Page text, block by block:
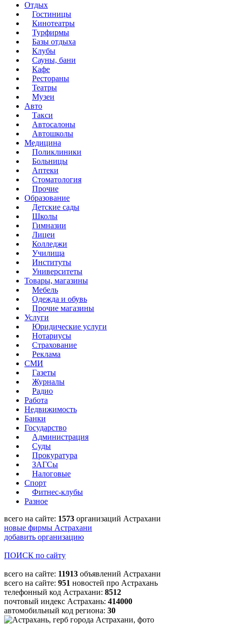
Отдых
Гостиницы
Кинотеатры
Турфирмы
Базы отдыха
Клубы
Сауны, бани
Кафе
Рестораны
Театры
Музеи
Авто
Такси
Автосалоны
Автошколы
Медицина
Поликлиники
Больницы
Аптеки
Стоматология
Прочие
Образование
Детские сады
Школы
Гимназии
Лицеи
Колледжи
Училища
Институты
Университеты
Товары, магазины
Мебель
Одежда и обувь
Прочие магазины
Услуги
Юридические услуги
Нотариусы
Страхование
Реклама
СМИ
Газеты
Журналы
Радио
Работа
Недвижимость
Банки
Государство
Администрация
Суды
Прокуратура
ЗАГСы
Налоговые
Спорт
Фитнес-клубы
Разное
всего на сайте: 1573 организаций Астрахани
новые фирмы Астрахани
добавить организацию
ПОИСК по сайту
всего на сайте: 11913 объявлений Астрахани
всего на сайте: 951 новостей про Астрахань
телефонный код Астрахани: 8512
почтовый индекс Астрахань: 414000
автомобильный код региона: 30